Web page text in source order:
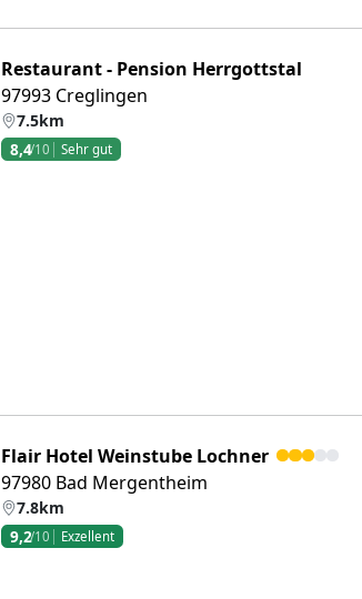
Restaurant - Pension Herrgottstal
97993 Creglingen
7.5km
8,4/10 Sehr gut
Flair Hotel Weinstube Lochner
97980 Bad Mergentheim
7.8km
9,2/10 Exzellent